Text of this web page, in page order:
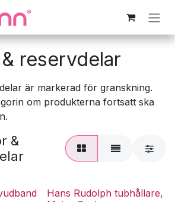
reservdelar
är markerad för granskning.
om produkterna fortsatt ska
&
Hans Rudolph tubhållare,